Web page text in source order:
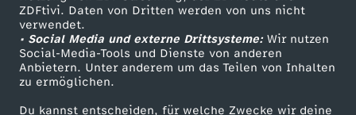
ZDFtivi. Daten von Dritten werden von uns nicht
verwendet.
• Social Media und externe Drittsysteme:Wir nutzen
Social-Media-Tools und Dienste von anderen
Anbietern. Unter anderem um das Teilen von Inhalten
zu ermöglichen.
Du kannst entscheiden, für welche Zwecke wir deine
e
i
z
ZDF Unternehmen
Karriere